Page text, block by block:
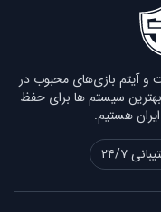
آیتم بازی‌های محبوب در
بهترین سیستم ها برای حفظ
هستیم.
۲۴/۷